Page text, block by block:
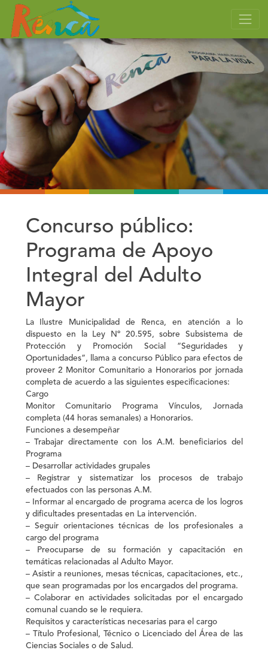
Concurso público:
Programa de Apoyo
Integral del Adulto
Mayor
La Ilustre Municipalidad de Renca, en atención a lo
dispuesto en la Ley Nº 20.595, sobre Subsistema de
Protección y Promoción Social “Seguridades y
Oportunidades”, llama a concurso Público para efectos de
proveer 2 Monitor Comunitario a Honorarios por jornada
completade acuerdo a las siguientes especificaciones:
Cargo
Monitor Comunitario Programa Vínculos, Jornada
completa (44 horas semanales) a Honorarios.
Funciones a desempeñar
– Trabajar directamente con los A.M. beneficiarios del
Programa
– Desarrollar actividades grupales
– Registrar y sistematizar los procesos de trabajo
efectuados con las personas A.M.
– Informar al encargado de programa acerca de los logros
y dificultades presentadas en La intervención.
– Seguir orientaciones técnicas de los profesionales a
cargo del programa
– Preocuparse de su formación y capacitación en
temáticas relacionadas al Adulto Mayor.
– Asistir a reuniones, mesas técnicas, capacitaciones, etc.,
que sean programadas por los encargados del programa.
– Colaborar en actividades solicitadas por el encargado
comunal cuando se le requiera.
Requisitos y características necesarias para el cargo
–
Título Profesional, Técnico o Licenciado del Área de las
Ciencias Sociales o de Salud.